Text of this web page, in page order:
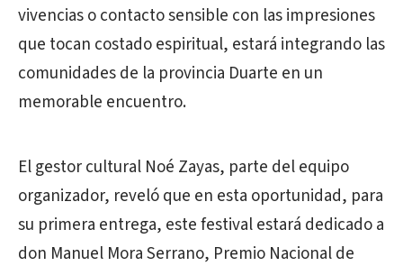
vivencias o contacto sensible con las impresiones
que tocan costado espiritual, estará integrando las
comunidades de la provincia Duarte en un
memorable encuentro.
El gestor cultural Noé Zayas, parte del equipo
organizador, reveló que en esta oportunidad, para
su primera entrega, este festival estará dedicado a
don Manuel Mora Serrano, Premio Nacional de